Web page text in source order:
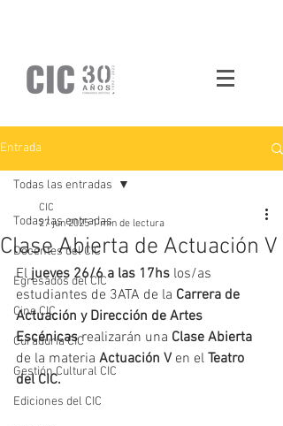
Entrada
Todas las entradas
Docentes del CIC
Egresados del CIC
Cine CIC
Curaduría CIC
Gestión Cultural CIC
Ediciones del CIC
Todas las entradas
Clase Abierta de Actuación V
CIC
27 jun 2025 1 min de lectura
El jueves 26/6 a las 17hs los/as
estudiantes de 3ATA de la Carrera de
Actuación y Dirección de Artes
Escénicas realizarán una Clase Abierta
de la materia Actuación V en el Teatro
del CIC.